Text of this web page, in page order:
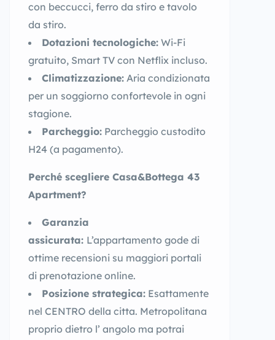
con beccucci, ferro da stiro e tavolo
da stiro.
Dotazioni tecnologiche: Wi-Fi
gratuito, Smart TV con Netflix incluso.
Climatizzazione: Aria condizionata
per un soggiorno confortevole in ogni
stagione.
Parcheggio: Parcheggio custodito
H24 (a pagamento).
Perché scegliere Casa&Bottega 43
Apartment?
Garanzia
assicurata: L’appartamento gode di
ottime recensioni su maggiori portali
di prenotazione online.
Posizione strategica: Esattamente
nel CENTRO della citta. Metropolitana
proprio dietro l’ angolo ma potrai